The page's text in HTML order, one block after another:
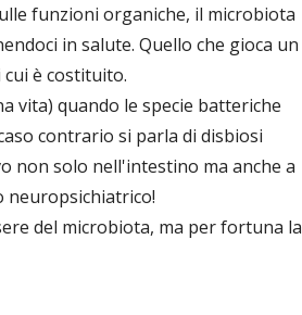
funzioni organiche, il microbiota
in salute. Quello che gioca un
è costituito.
vita) quando le specie batteriche
contrario si parla di disbiosi
non solo nell'intestino ma anche a
neuropsichiatrico!
del microbiota, ma per fortuna la